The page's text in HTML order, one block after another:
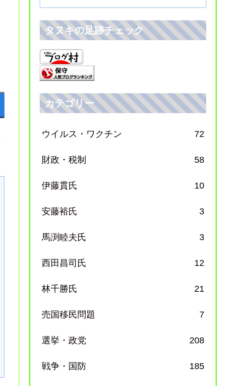
タヌキの足跡チェック
カテゴリー
ウイルス・ワクチン 72
財政・税制 58
伊藤貫氏 10
安藤裕氏 3
馬渕睦夫氏 3
西田昌司氏 12
林千勝氏 21
売国移民問題 7
選挙・政党 208
戦争・国防 185